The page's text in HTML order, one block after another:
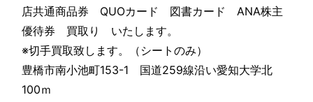
店共通商品券 QUOカード 図書カード ANA株主
優待券 買取り いたします。
※切手買取致します。（シートのみ）
豊橋市南小池町153-1 国道259線沿い愛知大学北
100ｍ